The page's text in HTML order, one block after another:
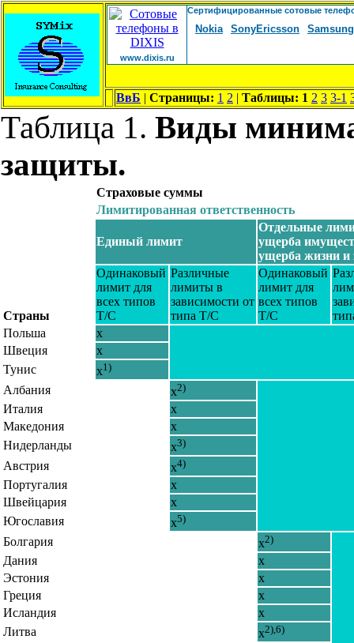
ВвБ | Страницы: 1 2 | Таблицы: 1 2 3 3-1
Таблица 1. Виды
защиты.
Страны
Страховые суммы
Лимитированная ответственность
Единый лимит
Отдельные
ущерба
ущерба жизни и
Одинаковый
лимит для
всех типов
Т/С
Различные
лимиты в
зависимости от
типа Т/С
Одинаковый
лимит для
всех типов
Т/С
Польша
x
Швеция
x
Тунис
x1)
Албания x2)
Италия
x
Македония
x
Нидерланды
x3)
Австрия x4)
Португалия
x
Швейцария
x
Югославия
x5)
Болгария x2)
Дания
x
Эстония
x
Греция
x
Исландия
x
Литва
x2),6)